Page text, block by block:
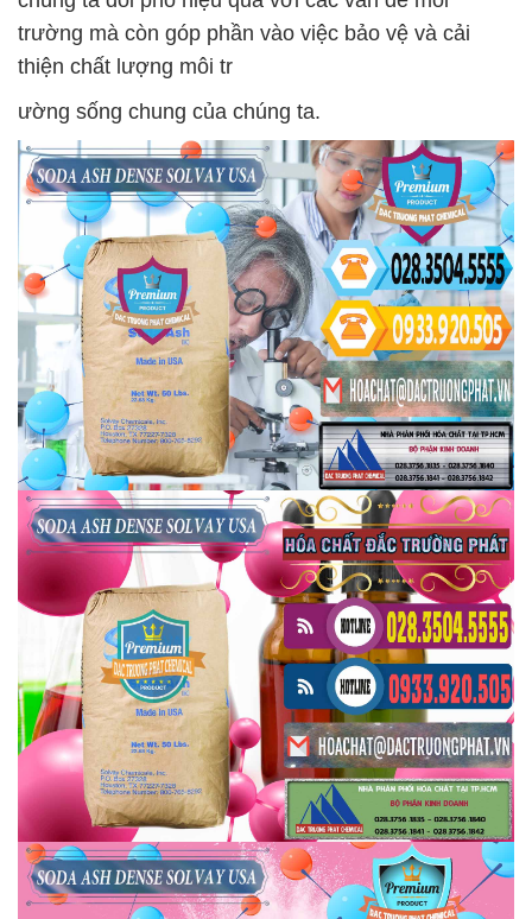
trường mà còn góp phần vào việc bảo vệ và cải
thiện chất lượng môi tr
ường sống chung của chúng ta.